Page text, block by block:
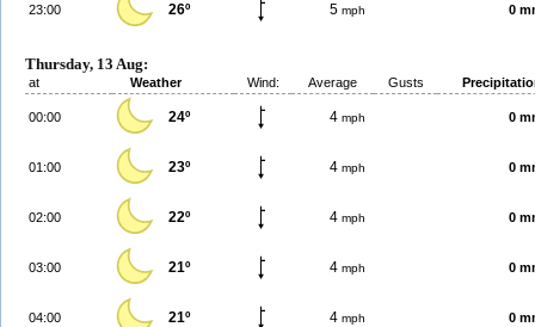
23:00 26º 5 mph 0
Thursday, 13 Aug:
at Weather Wind: Average Gusts
00:00 24º 4 mph 0
01:00 23º 4 mph 0
02:00 22º 4 mph 0
03:00 21º 4 mph 0
04:00 21º 4 mph 0